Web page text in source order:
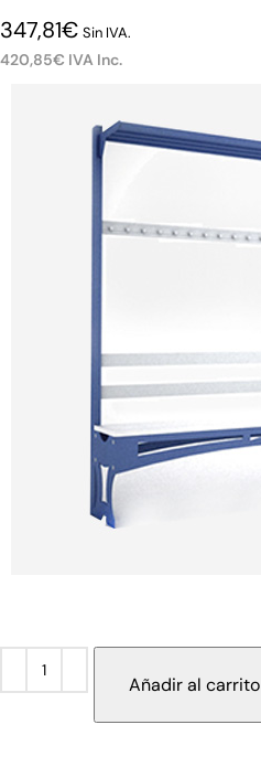
347,81€ Sin IVA.
420,85€ IVA Inc.
Añadir al carrito